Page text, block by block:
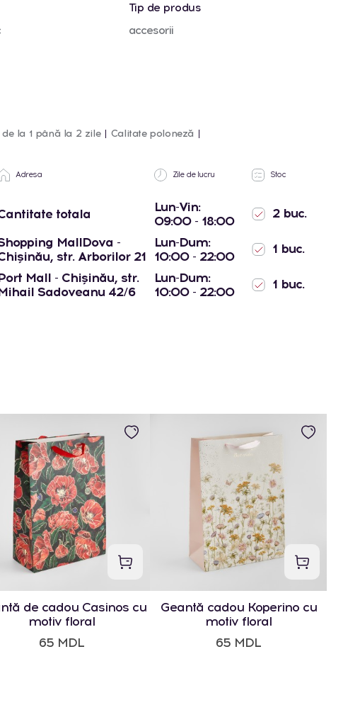
Tip de produs
accesorii
la 1 până la 2 zile Calitate poloneză
Adresa Zile de lucru Stoc
totala
Lun-Vin:
09:00 - 18:00
2 buc.
MallDova -
str. Arborilor 21
Lun-Dum:
10:00 - 22:00
1 buc.
Mall - Chișinău, str.
Sadoveanu 42/6
Lun-Dum:
10:00 - 22:00
1 buc.
de cadou Casinos cu
motiv floral
65 MDL
Geantă cadou Koperino cu
motiv floral
65 MDL